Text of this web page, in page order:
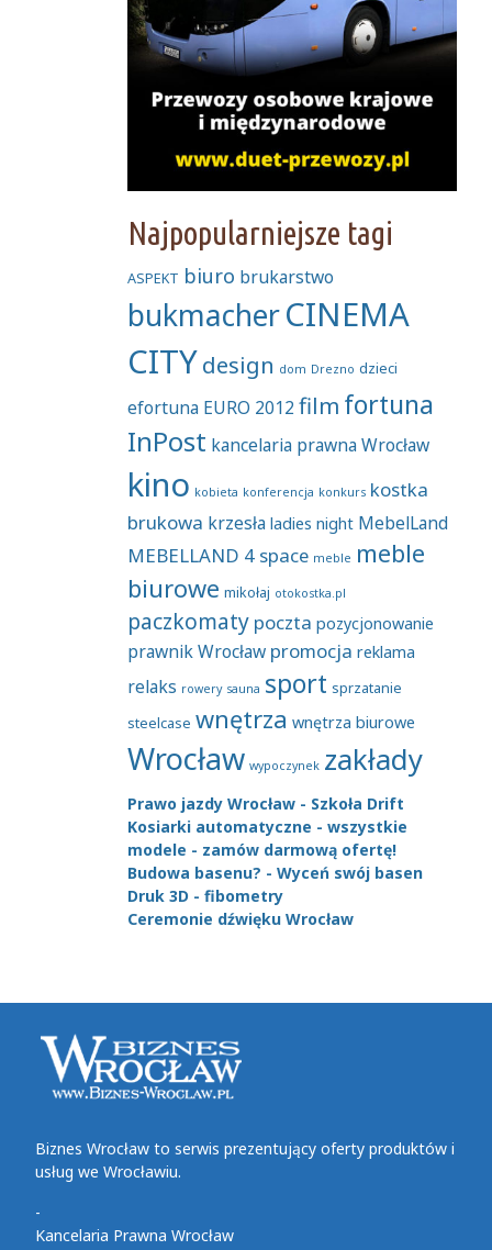
Najpopularniejsze tagi
ASPEKT biuro brukarstwo
bukmacherCINEMA
CITYdesign dom Drezno dzieci
efortuna EURO 2012film fortuna
InPost kancelaria prawna Wrocław
kino kobieta konferencja konkurs kostka
brukowa krzesła ladies night MebelLand
MEBELLAND 4 space meble meble
biurowe mikołaj otokostka.pl
paczkomaty poczta pozycjonowanie
prawnik Wrocław promocja reklama
relaks rowery sauna sport sprzatanie
steelcase wnętrza wnętrza biurowe
Wrocław wypoczynek zakłady
Prawo jazdy Wrocław - Szkoła Drift
Kosiarki automatyczne - wszystkie
modele - zamów darmową ofertę!
Budowa basenu? - Wyceń swój basen
Druk 3D - fibometry
Ceremonie dźwięku Wrocław
Biznes Wrocław to serwis prezentujący oferty produktów i
usług we Wrocławiu.
-
Kancelaria Prawna Wrocław